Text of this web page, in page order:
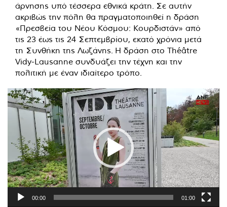
άρνησης υπό τέσσερα εθνικά κράτη. Σε αυτήν
ακριβώς την πόλη θα πραγματοποιηθεί η δράση
«Πρεσβεία του Νέου Κόσμου: Κουρδιστάν» από
τις 23 έως τις 24 Σεπτεμβρίου, εκατό χρόνια μετά
τη Συνθήκη της Λωζάνης. Η δράση στο Théâtre
Vidy-Lausanne συνδυάζει την τέχνη και την
πολιτική με έναν ιδιαίτερο τρόπο.
Πρόγραμμα
Αναπαραγωγής
Βίντεο
00:00 01:00